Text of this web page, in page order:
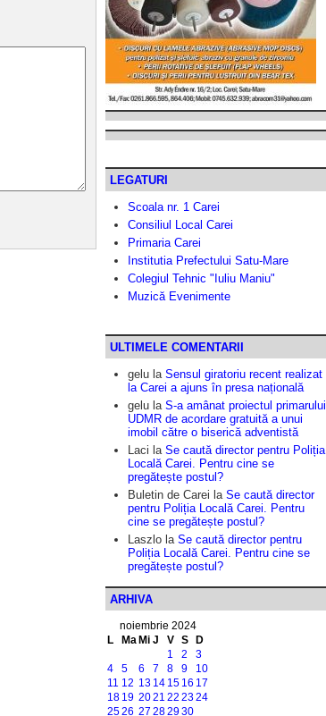
LEGATURI
Scoala nr. 1 Carei
Consiliul Local Carei
Primaria Carei
Institutia Prefectului Satu-Mare
Colegiul Tehnic "Iuliu Maniu"
Muzică Evenimente
ULTIMELE COMENTARII
gelu la Sensul giratoriu recent realizat
la Carei a ajuns în presa națională
gelu la S-a amânat proiectul primarului
UDMR de acordare gratuită a unui
imobil către o biserică adventistă
Laci la Se caută director pentru Poliția
Locală Carei. Pentru cine se
pregătește postul?
Buletin de Carei la Se caută director
pentru Poliția Locală Carei. Pentru
cine se pregătește postul?
Laszlo la Se caută director pentru
Poliția Locală Carei. Pentru cine se
pregătește postul?
ARHIVA
noiembrie 2024
L
Ma Mi J V S D
1 2
3
4
5 6 7 8 9
10
11 12 13 14 15 16 17
18 19 2021 22 2324
2526 27 282930